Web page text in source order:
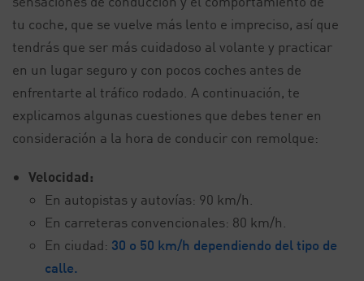
tu coche, que se vuelve más lento e impreciso, así que
tendrás que ser más cuidadoso al volante y practicar
en un lugar seguro y con pocos coches antes de
enfrentarte al tráfico rodado. A continuación, te
explicamos algunas cuestiones que debes tener en
consideración a la hora de conducir con remolque:
Velocidad:
En autopistas y autovías: 90 km/h.
En carreteras convencionales: 80 km/h.
En ciudad: 30 o 50 km/h dependiendo del tipo de
calle.